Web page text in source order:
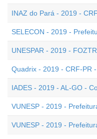
INAZ do Pará - 2019 -
SELECON - 2019 -
UNESPAR - 2019 -
Quadrix - 2019 - CRF-PR
IADES - 2019 - AL-GO -
VUNESP - 2019 -
VUNESP - 2019 -